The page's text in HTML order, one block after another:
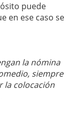
puede
en ese caso se
la nómina
siempre
la colocación